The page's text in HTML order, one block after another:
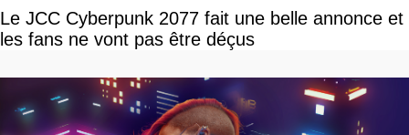
Le JCC Cyberpunk 2077 fait une belle annonce et
les fans ne vont pas être déçus